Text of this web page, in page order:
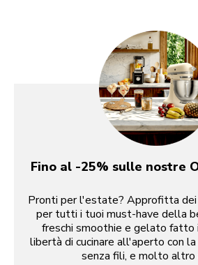
Fino al -25% sulle nostre
Pronti per l'estate? Approfitta
per tutti i tuoi must-have della
freschi smoothie e gelato fatto
libertà di cucinare all'aperto con
senza fili, e molto altro